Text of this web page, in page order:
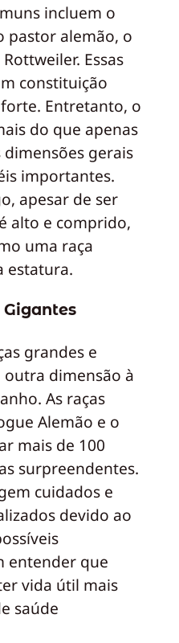
incluem o
pastor alemão, o
Essas
constituição
Entretanto, o
do que apenas
gerais
importantes.
apesar de ser
alto e comprido,
uma raça
estatura.
Gigantes
grandes e
dimensão à
As raças
Alemão e o
mais de 100
surpreendentes.
cuidados e
devido ao
entender que
vida útil mais
saúde